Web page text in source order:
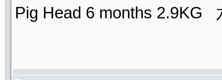
Pig Head 6 months